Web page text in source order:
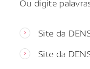
Site da
Site da